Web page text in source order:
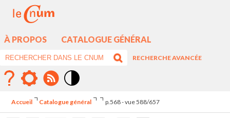
À PROPOS CATALOGUE GÉNÉRAL
RECHERCHE AVANCÉE
élévé
Accueil Catalogue général p.568 - vue 588/657